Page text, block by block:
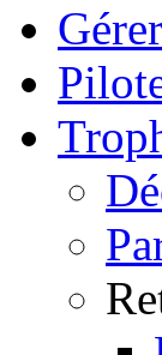
Gérer